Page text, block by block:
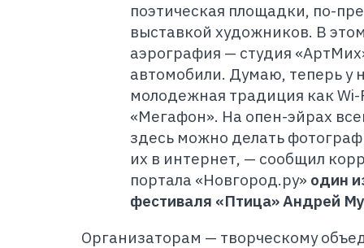
поэтическая площадки, по-
выставкой художников. В
аэрография — студия
автомобили. Думаю, теперь у
молодежная традиция как Wi-
«Мегафон». На опен-эйрах
здесь можно делать
их в интернет, — сообщил
портала «Новгород.ру» один
фестиваля «Птица» Андрей
Организаторам — творческому